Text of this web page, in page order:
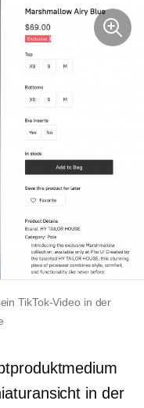
TikTok-Video in der
in der